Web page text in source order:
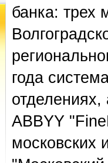
банка: трех
года
ABBYY
московских